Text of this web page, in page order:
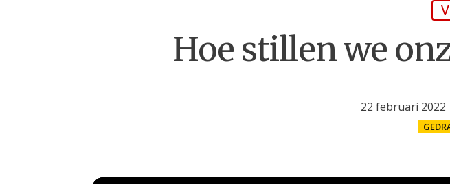
Hoe stillen we
22 februari 2022